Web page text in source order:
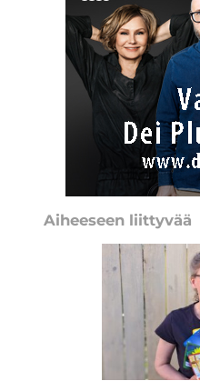
Aiheeseen liittyvää